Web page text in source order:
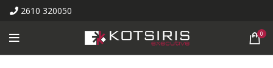
2610 320050
0